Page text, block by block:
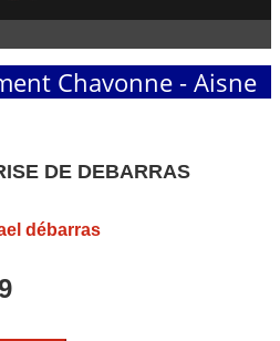
Chavonne - Aisne
DE DEBARRAS
débarras